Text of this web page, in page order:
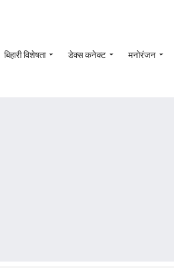
बिहारी विशेषता डेक्स कनेक्ट मनोरंजन